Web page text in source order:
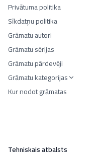
Privātuma politika
Sīkdatņu politika
Grāmatu autori
Grāmatu sērijas
Grāmatu pārdevēji
Grāmatu kategorijas
Kur nodot grāmatas
Tehniskais atbalsts